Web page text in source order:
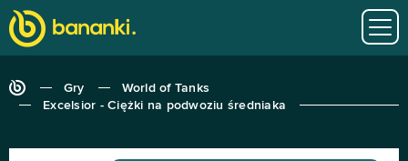
Gry
World of Tanks
Excelsior - Ciężki na podwoziu średniaka